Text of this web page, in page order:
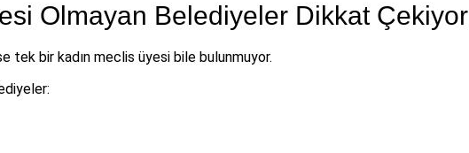
Olmayan Belediyeler Dikkat Çekiyor
tek bir kadın meclis üyesi bile bulunmuyor.